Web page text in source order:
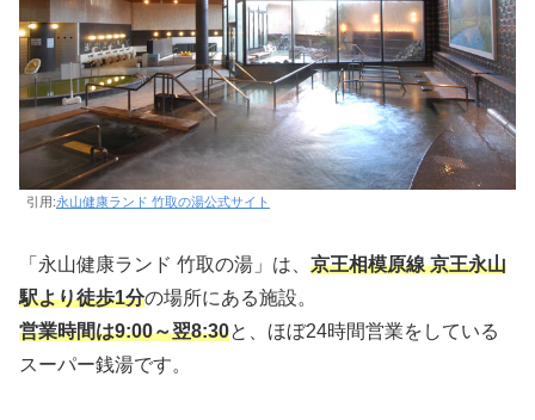
引用:永山健康ランド 竹取の湯公式サイト
「永山健康ランド 竹取の湯」は、 京王相模原線 京王永山
駅より徒歩1分の場所にある施設。
営業時間は9:00～翌8:30と、ほぼ24時間営業をしている
スーパー銭湯です。